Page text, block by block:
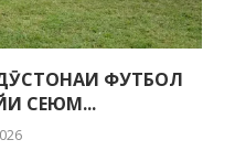
ФУТБОЛ
СЕЮМ...